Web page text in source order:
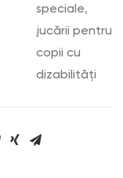
speciale,
jucării pentru
copii cu
dizabilități